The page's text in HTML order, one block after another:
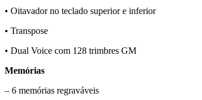
• Oitavador no teclado superior e inferior
• Transpose
• Dual Voice com 128 trimbres GM
Memórias
– 6 memórias regraváveis